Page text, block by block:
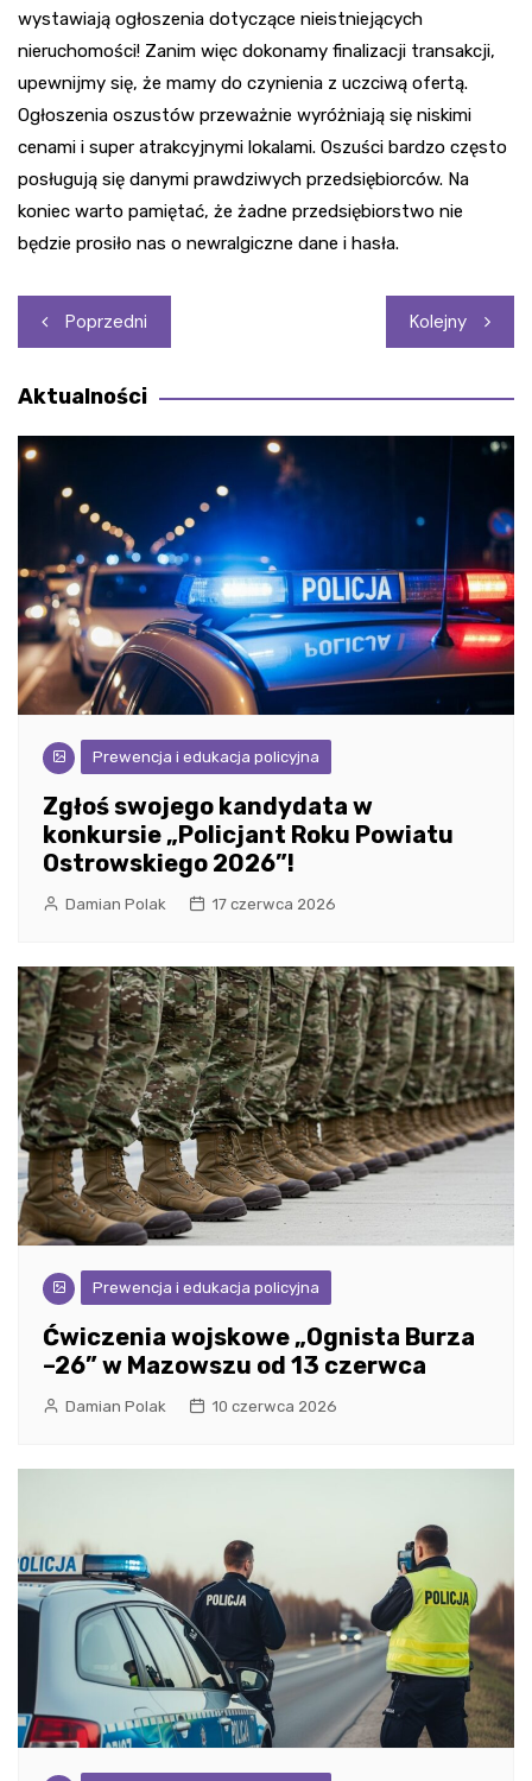
wystawiają ogłoszenia dotyczące nieistniejących
nieruchomości! Zanim więc dokonamy finalizacji transakcji,
upewnijmy się, że mamy do czynienia z uczciwą ofertą.
Ogłoszenia oszustów przeważnie wyróżniają się niskimi
cenami i super atrakcyjnymi lokalami. Oszuści bardzo często
posługują się danymi prawdziwych przedsiębiorców. Na
koniec warto pamiętać, że żadne przedsiębiorstwo nie
będzie prosiło nas o newralgiczne dane i hasła.
Nawigacja
wpisu
Poprzedni Kolejny
Aktualności
Prewencja i edukacja policyjna
Zgłoś swojego kandydata w
konkursie „Policjant Roku Powiatu
Ostrowskiego 2026”!
Damian Polak 17 czerwca 2026
Prewencja i edukacja policyjna
Ćwiczenia wojskowe „Ognista Burza
–26” w Mazowszu od 13 czerwca
Damian Polak 10 czerwca 2026